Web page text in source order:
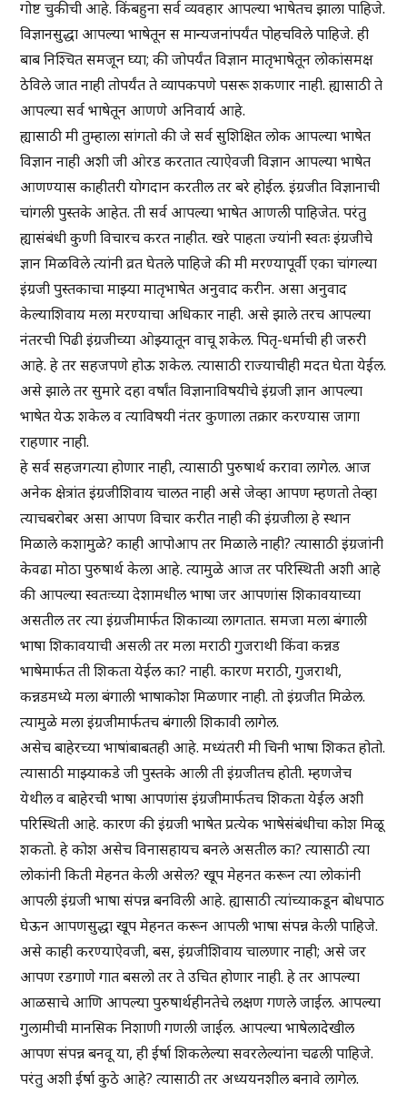
गोष्ट चुकीची आहे. किंबहुना सर्व व्यवहार आपल्या भाषेतच झाला पाहिजे.
विज्ञानसुद्धा आपल्या भाषेतून स मान्यजनांपर्यंत पोहचविले पाहिजे. ही
बाब निश्चित समजून घ्या; की जोपर्यंत विज्ञान मातृभाषेतून लोकांसमक्ष
ठेविले जात नाही तोपर्यंत ते व्यापकपणे पसरू शकणार नाही. ह्यासाठी ते
आपल्या सर्व भाषेतून आणणे अनिवार्य आहे.
ह्यासाठी मी तुम्हाला सांगतो की जे सर्व सुशिक्षित लोक आपल्या भाषेत
विज्ञान नाही अशी जी ओरड करतात त्याऐवजी विज्ञान आपल्या भाषेत
आणण्यास काहीतरी योगदान करतील तर बरे होईल. इंग्रजीत विज्ञानाची
चांगली पुस्तके आहेत. ती सर्व आपल्या भाषेत आणली पाहिजेत. परंतु
ह्यासंबंधी कुणी विचारच करत नाहीत. खरे पाहता ज्यांनी स्वतः इंग्रजीचे
ज्ञान मिळविले त्यांनी व्रत घेतले पाहिजे की मी मरण्यापूर्वी एका चांगल्या
इंग्रजी पुस्तकाचा माझ्या मातृभाषेत अनुवाद करीन. असा अनुवाद
केल्याशिवाय मला मरण्याचा अधिकार नाही. असे झाले तरच आपल्या
नंतरची पिढी इंग्रजीच्या ओझ्यातून वाचू शकेल. पितृ-धर्माची ही जरुरी
आहे. हे तर सहजपणे होऊ शकेल. त्यासाठी राज्याचीही मदत घेता येईल.
असे झाले तर सुमारे दहा वर्षांत विज्ञानाविषयीचे इंग्रजी ज्ञान आपल्या
भाषेत येऊ शकेल व त्याविषयी नंतर कुणाला तक्रार करण्यास जागा
राहणार नाही.
हे सर्व सहजगत्या होणार नाही, त्यासाठी पुरुषार्थ करावा लागेल. आज
अनेक क्षेत्रांत इंग्रजीशिवाय चालत नाही असे जेव्हा आपण म्हणतो तेव्हा
त्याचबरोबर असा आपण विचार करीत नाही की इंग्रजीला हे स्थान
मिळाले कशामुळे? काही आपोआप तर मिळाले नाही? त्यासाठी इंग्रजांनी
केवढा मोठा पुरुषार्थ केला आहे. त्यामुळे आज तर परिस्थिती अशी आहे
की आपल्या स्वतःच्या देशामधील भाषा जर आपणांस शिकावयाच्या
असतील तर त्या इंग्रजीमार्फत शिकाव्या लागतात. समजा मला बंगाली
भाषा शिकावयाची असली तर मला मराठी गुजराथी किंवा कन्नड
भाषेमार्फत ती शिकता येईल का? नाही. कारण मराठी, गुजराथी,
कन्नडमध्ये मला बंगाली भाषाकोश मिळणार नाही. तो इंग्रजीत मिळेल.
त्यामुळे मला इंग्रजीमार्फतच बंगाली शिकावी लागेल.
असेच बाहेरच्या भाषांबाबतही आहे. मध्यंतरी मी चिनी भाषा शिकत होतो.
त्यासाठी माझ्याकडे जी पुस्तके आली ती इंग्रजीतच होती. म्हणजेच
येथील व बाहेरची भाषा आपणांस इंग्रजीमार्फतच शिकता येईल अशी
परिस्थिती आहे. कारण की इंग्रजी भाषेत प्रत्येक भाषेसंबंधीचा कोश मिळू
शकतो. हे कोश असेच विनासहायच बनले असतील का? त्यासाठी त्या
लोकांनी किती मेहनत केली असेल? खूप मेहनत करून त्या लोकांनी
आपली इंग्रजी भाषा संपन्न बनविली आहे. ह्यासाठी त्यांच्याकडून बोधपाठ
घेऊन आपणसुद्धा खूप मेहनत करून आपली भाषा संपन्न केली पाहिजे.
असे काही करण्याऐवजी, बस, इंग्रजीशिवाय चालणार नाही; असे जर
आपण रडगाणे गात बसलो तर ते उचित होणार नाही. हे तर आपल्या
आळसाचे आणि आपल्या पुरुषार्थहीनतेचे लक्षण गणले जाईल. आपल्या
गुलामीची मानसिक निशाणी गणली जाईल. आपल्या भाषेलादेखील
आपण संपन्न बनवू या, ही ईर्षा शिकलेल्या सवरलेल्यांना चढली पाहिजे.
परंतु अशी ईर्षा कुठे आहे? त्यासाठी तर अध्ययनशील बनावे लागेल.